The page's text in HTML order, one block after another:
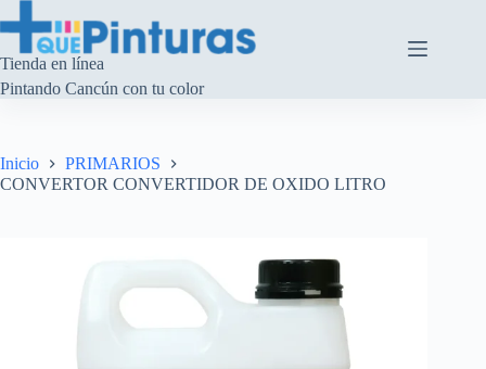
al
contenido
Tienda en línea
Pintando Cancún con tu color
Inicio
PRIMARIOS
CONVERTOR CONVERTIDOR DE OXIDO LITRO